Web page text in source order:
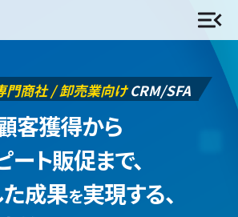
門商社 / 卸売業向けCRM/SFA
客獲得から
ート販促まで、
成果を実現する、